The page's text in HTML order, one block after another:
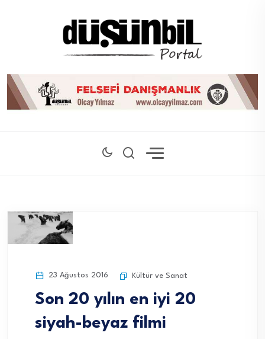
23 Ağustos 2016 Kültür ve Sanat
Son 20 yılın en iyi 20
siyah-beyaz filmi